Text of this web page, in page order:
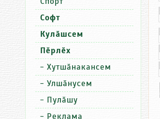
Софт
Кулӑшсем
Пӗрлӗх
- Хутшӑнакансем
- Улшӑнусем
- Пулӑшу
- Реклама